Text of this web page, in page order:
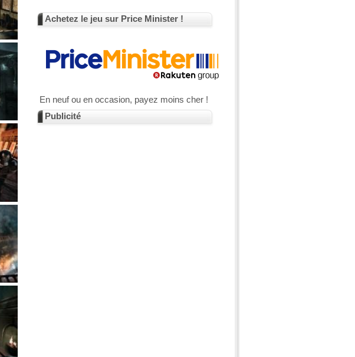
Achetez le jeu sur Price Minister !
En neuf ou en occasion, payez moins cher !
Publicité